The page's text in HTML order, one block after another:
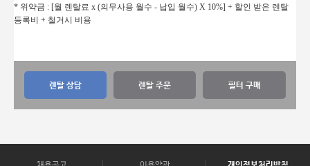
* 위약금 : [월 렌탈료 x (의무사용 월수 - 납입 월수) X 10%] + 할인 받은 렌탈
등록비 + 철거시 비용
렌탈 상담 렌탈 주문 필터 구매